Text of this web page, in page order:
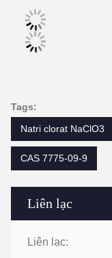
Liên lạc
Liên lạc:
Tags:
Natri clorat NaClO3
CAS 7775-09-9